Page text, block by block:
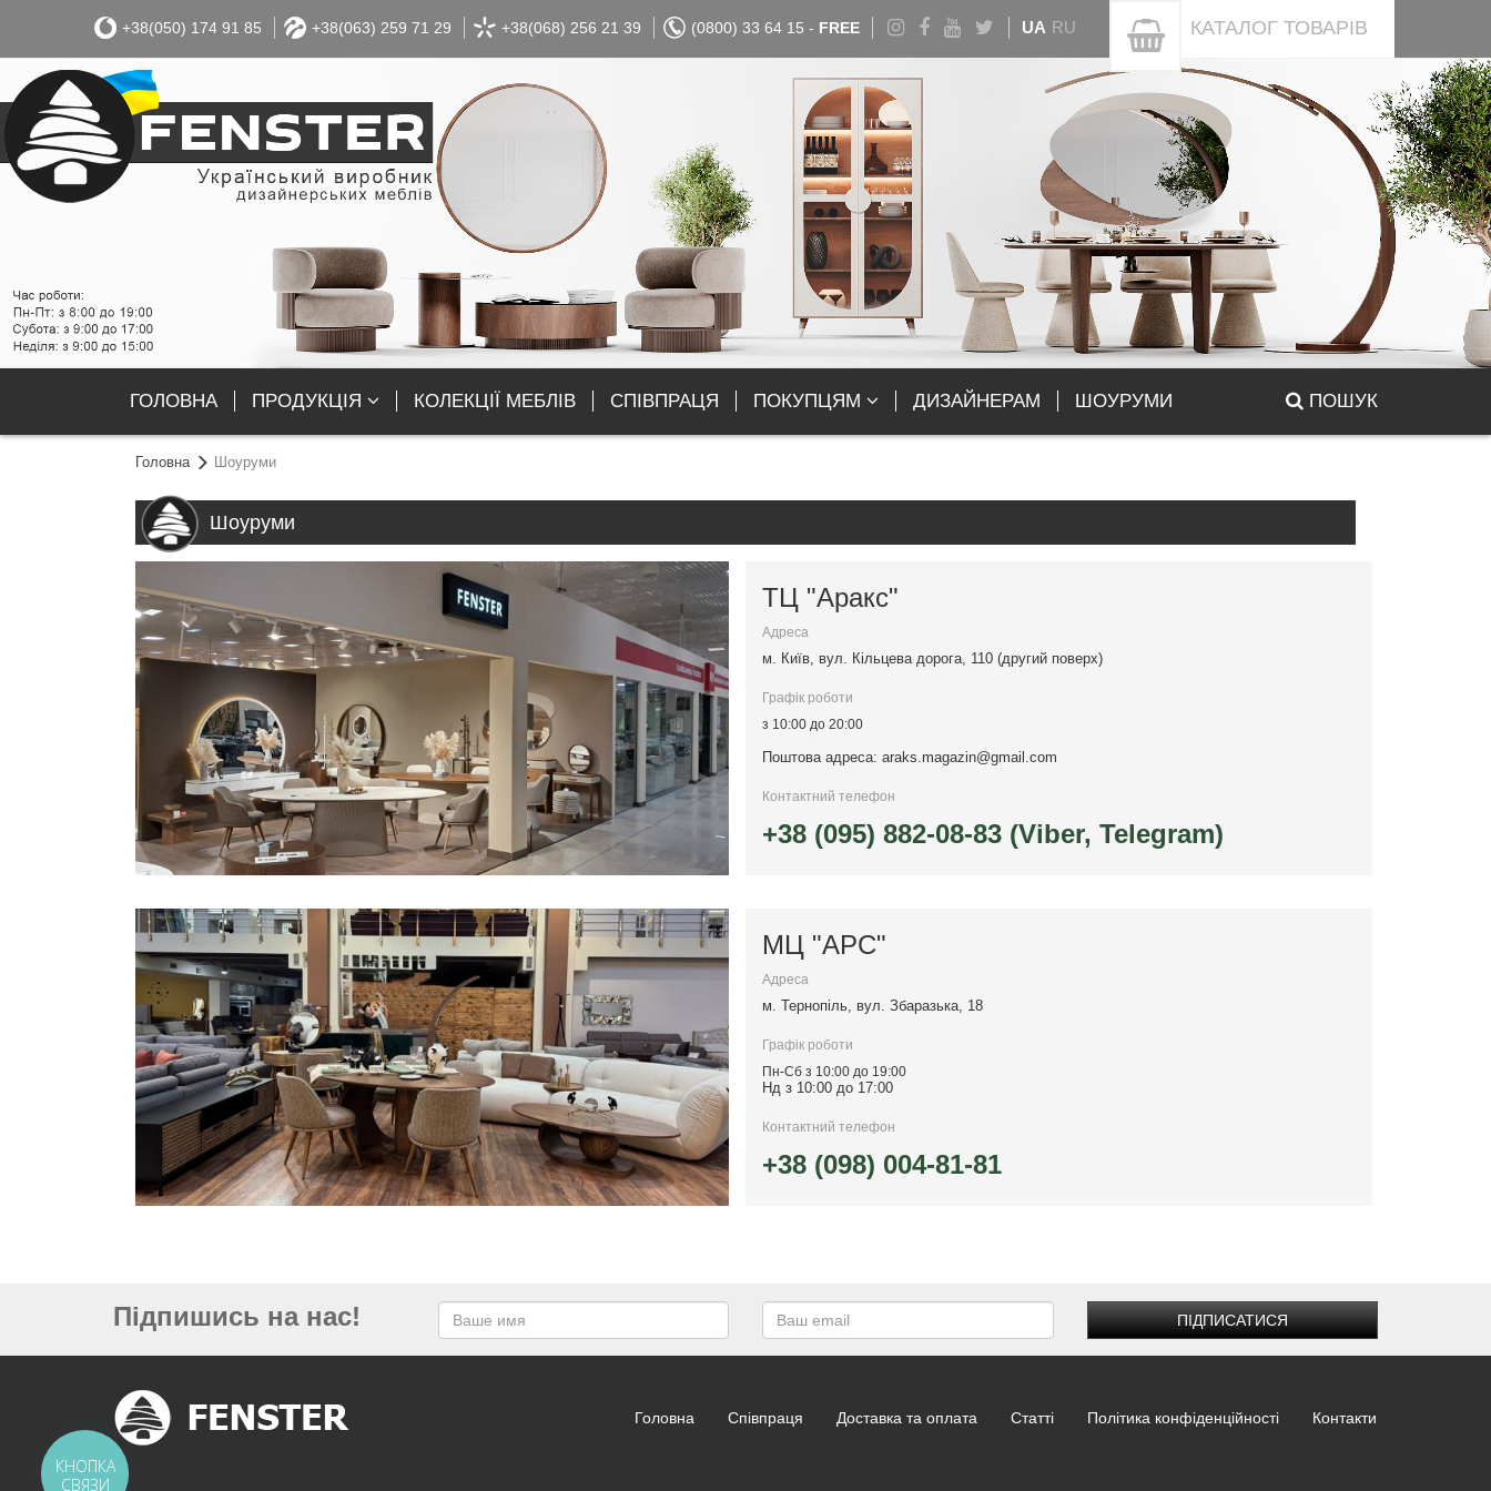
+38(050) 174 91 85 +38(063) 259 71 29 +38(068) 256 21 39 (0800) 33 64 15 - FREE UA RU КАТАЛОГ ТОВАРІВ
ГОЛОВНА ПРОДУКЦІЯ КОЛЕКЦІЇ МЕБЛІВ СПІВПРАЦЯ ПОКУПЦЯМ ДИЗАЙНЕРАМ ШОУРУМИ ПОШУК
Головна Шоуруми
Шоуруми
ТЦ "Аракс"
Адреса
м. Київ, вул. Кільцева дорога, 110 (другий поверх)
Графік роботи
з 10:00 до 20:00
Поштова адреса: araks.magazin@gmail.com
Контактний телефон
+38 (095) 882-08-83 (Viber, Telegram)
МЦ "АРС"
Адреса
м. Тернопіль, вул. Збаразька, 18
Графік роботи
Пн-Сб з 10:00 до 19:00
Нд з 10:00 до 17:00
Контактний телефон
+38 (098) 004-81-81
Підпишись на нас! ПІДПИСАТИСЯ
Головна Співпраця Доставка та оплата Статті Політика конфіденційності Контакти
КНОПКА
СВЯЗИ